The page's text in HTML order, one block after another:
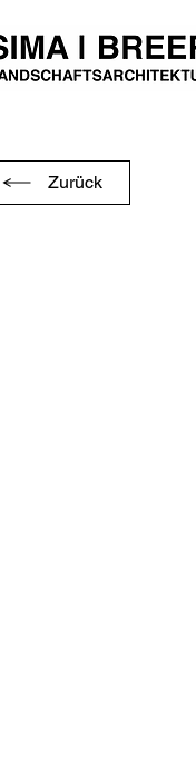
Zurück